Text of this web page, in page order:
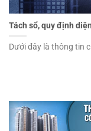
Tách sổ, quy định
Dưới đây là thông tin